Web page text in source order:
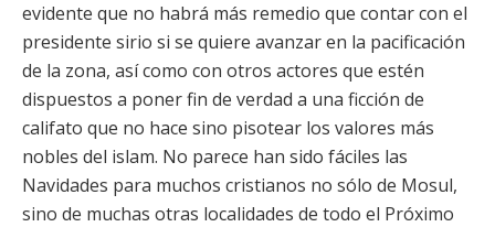
evidente que no habrá más remedio que contar con el
presidente sirio si se quiere avanzar en la pacificación
de la zona, así como con otros actores que estén
dispuestos a poner fin de verdad a una ficción de
califato que no hace sino pisotear los valores más
nobles del islam. No parece han sido fáciles las
Navidades para muchos cristianos no sólo de Mosul,
sino de muchas otras localidades de todo el Próximo